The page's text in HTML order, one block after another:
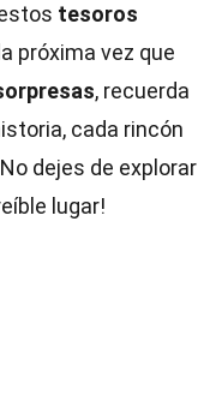
tesoros
próxima vez que
, recuerda
cada rincón
dejes de explorar
lugar!